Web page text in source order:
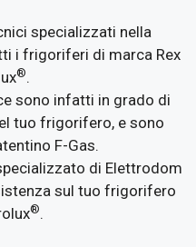
specializzati nella
i frigoriferi di marca Rex
®.
sono infatti in grado di
tuo frigorifero, e sono
F-Gas.
di Elettrodom
sul tuo frigorifero
®.